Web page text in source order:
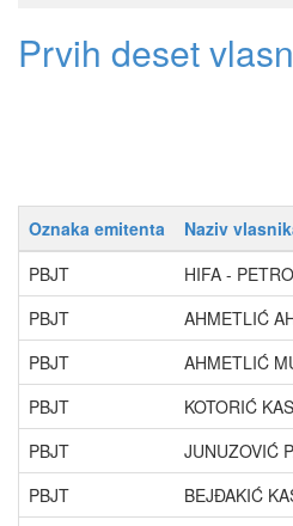
Prvih deset
Oznaka emitenta Naziv
PBJT
HIFA -
PBJT
AHMETLIĆ
PBJT
AHMETLIĆ
PBJT
KOTORIĆ
PBJT
JUNUZOVIĆ
PBJT
BEJĐAKIĆ